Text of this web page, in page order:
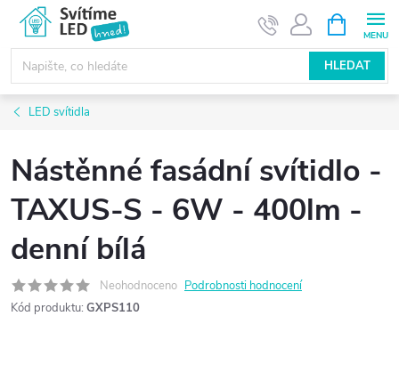
obsah
HLEDAT
NÁKUPNÍ
KOŠÍK
LED svítidla
Nástěnné fasádní svítidlo -
TAXUS-S - 6W - 400lm -
denní bílá
Neohodnoceno Podrobnosti hodnocení
Kód produktu: GXPS110